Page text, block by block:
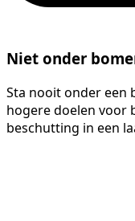
Niet onder
Sta nooit onder een
hogere doelen voor
beschutting in een